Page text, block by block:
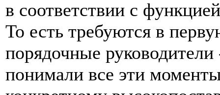
в соответствии с
То есть требуются в
порядочные
понимали все эти